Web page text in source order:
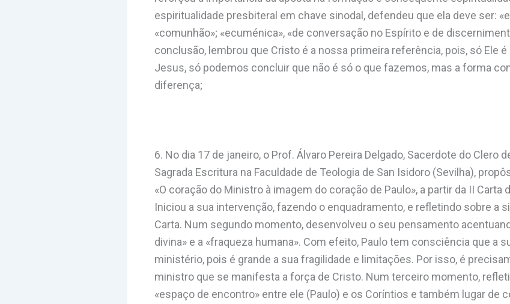
espiritualidade presbiteral em chave sinodal, defendeu que ela deve ser:
«comunhão»; «ecuménica», «de conversação no Espírito e de
conclusão, lembrou que Cristo é a nossa primeira referência, pois, só Ele é
Jesus, só podemos concluir que não é só o que fazemos, mas a forma
diferença;
6. No dia 17 de janeiro, o Prof. Álvaro Pereira Delgado, Sacerdote do Clero
Sagrada Escritura na Faculdade de Teologia de San Isidoro (Sevilha),
«O coração do Ministro à imagem do coração de Paulo», a partir da II Carta
Iniciou a sua intervenção, fazendo o enquadramento, e refletindo sobre a
Carta. Num segundo momento, desenvolveu o seu pensamento
divina» e a «fraqueza humana». Com efeito, Paulo tem consciência que a
ministério, pois é grande a sua fragilidade e limitações. Por isso, é
ministro que se manifesta a força de Cristo. Num terceiro momento,
«espaço de encontro» entre ele (Paulo) e os Coríntios e também lugar de